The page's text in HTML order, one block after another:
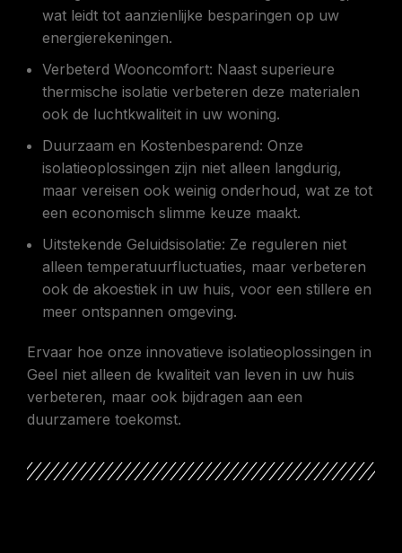
wat leidt tot aanzienlijke besparingen op uw
energierekeningen.
Verbeterd Wooncomfort: Naast superieure
thermische isolatie verbeteren deze materialen
ook de luchtkwaliteit in uw woning.
Duurzaam en Kostenbesparend: Onze
isolatieoplossingen zijn niet alleen langdurig,
maar vereisen ook weinig onderhoud, wat ze tot
een economisch slimme keuze maakt.
Uitstekende Geluidsisolatie: Ze reguleren niet
alleen temperatuurfluctuaties, maar verbeteren
ook de akoestiek in uw huis, voor een stillere en
meer ontspannen omgeving.
Ervaar hoe onze innovatieve isolatieoplossingen in
Geel niet alleen de kwaliteit van leven in uw huis
verbeteren, maar ook bijdragen aan een
duurzamere toekomst.